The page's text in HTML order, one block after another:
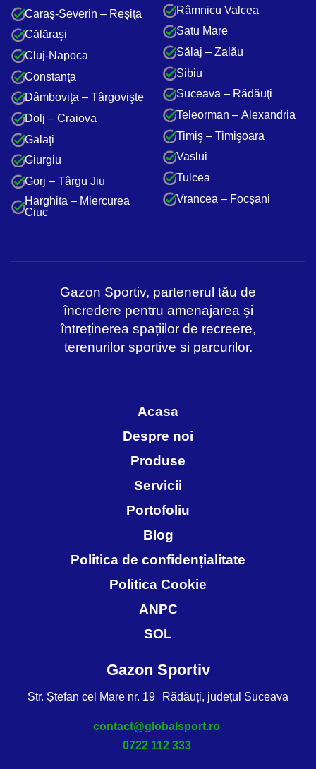
Caraş-Severin – Reşiţa
Călăraşi
Cluj-Napoca
Constanţa
Dâmboviţa – Târgovişte
Dolj – Craiova
Galaţi
Giurgiu
Gorj – Târgu Jiu
Harghita – Miercurea
Ciuc
Râmnicu Valcea
Satu Mare
Sălaj – Zalău
Sibiu
Suceava – Rădăuţi
Teleorman – Alexandria
Timiş – Timişoara
Vaslui
Tulcea
Vrancea – Focşani
Gazon Sportiv, partenerul tău de
încredere pentru amenajarea și
întreținerea spațiilor de recreere,
terenurilor sportive si parcurilor.
Acasa
Despre noi
Produse
Servicii
Portofoliu
Blog
Politica de confidențialitate
Politica Cookie
ANPC
SOL
Gazon Sportiv
Str. Ştefan cel Mare nr. 19 Rădăuți, județul Suceava
contact@globalsport.ro
0722 112 333